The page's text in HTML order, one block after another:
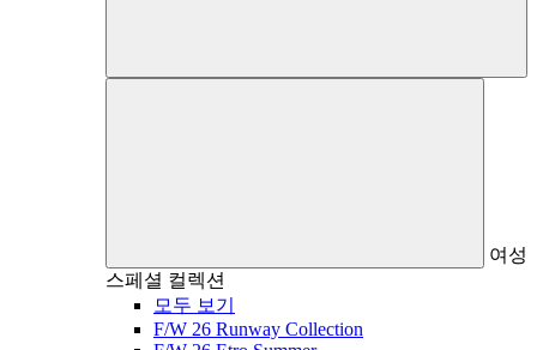
여성
스페셜 컬렉션
모두 보기
F/W 26 Runway Collection